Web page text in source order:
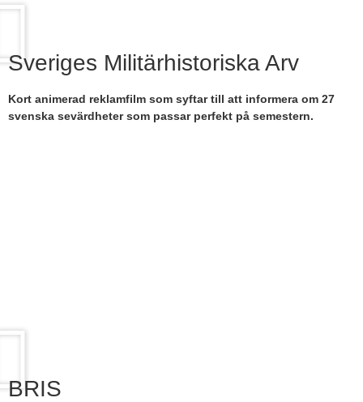
Sveriges Militärhistoriska Arv
Kort animerad reklamfilm som syftar till att informera om 27
svenska sevärdheter som passar perfekt på semestern.
BRIS